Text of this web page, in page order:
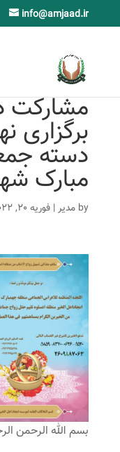
info@amjaad.ir
مشارکت
برگزاری
دسته
مبارک
by مدیر| فوریه 20, 2022
بسم الله الرحمن